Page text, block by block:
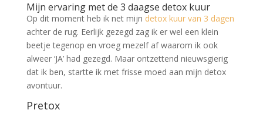
Mijn ervaring met de 3 daagse detox kuur
Op dit moment heb ik net mijn detox kuur van 3 dagen
achter de rug. Eerlijk gezegd zag ik er wel een klein
beetje tegenop en vroeg mezelf af waarom ik ook
alweer ‘JA’ had gezegd. Maar ontzettend nieuwsgierig
dat ik ben, startte ik met frisse moed aan mijn detox
avontuur.
Pretox